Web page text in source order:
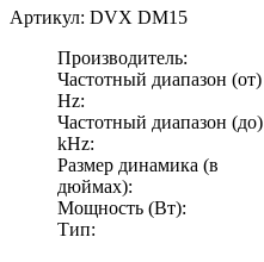
Артикул: DVX DM15
Производитель:
Частотный диапазон (от)
Hz:
Частотный диапазон (до)
kHz:
Размер динамика (в
дюймах):
Мощность (Вт):
Тип: